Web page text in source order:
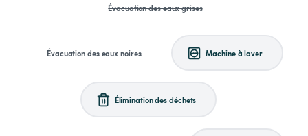
Évacuation des eaux grises
Évacuation des eaux noires Machine à laver
Élimination des déchets